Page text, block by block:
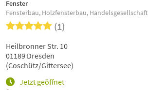
Fenster
Fensterbau, Holzfensterbau, Handelsgesellschaft
(1)
Jetzt geöffnet
Heilbronner Str. 10
01189 Dresden
(Coschütz/Gittersee)